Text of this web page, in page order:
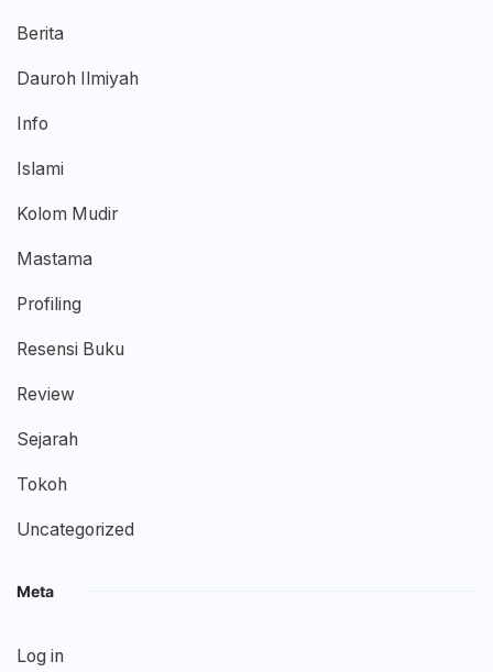
Berita
Dauroh Ilmiyah
Info
Islami
Kolom Mudir
Mastama
Profiling
Resensi Buku
Review
Sejarah
Tokoh
Uncategorized
Meta
Log in